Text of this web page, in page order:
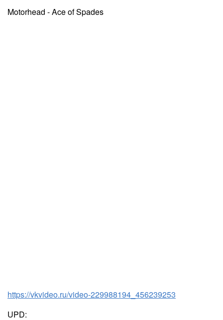
Motorhead - Ace of Spades
https://vkvideo.ru/video-229988194_456239253
UPD: